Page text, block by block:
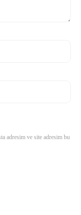
adresim ve site adresim bu